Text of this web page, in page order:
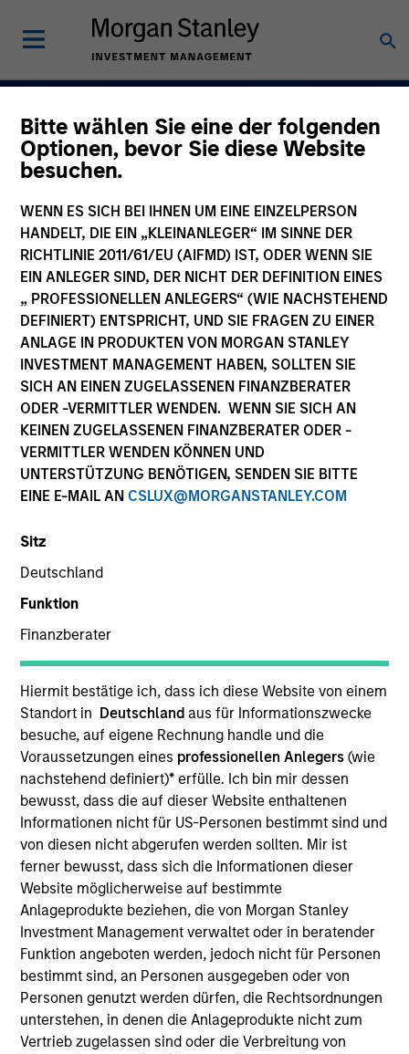
Bitte wählen Sie eine der folgenden
Optionen, bevor Sie diese Website
besuchen.
WENN ES SICH BEI IHNEN UM EINE EINZELPERSON
HANDELT, DIE EIN „KLEINANLEGER“ IM SINNE DER
RICHTLINIE 2011/61/EU (AIFMD) IST, ODER WENN SIE
EIN ANLEGER SIND, DER NICHT DER DEFINITION EINES
„ PROFESSIONELLEN ANLEGERS“ (WIE NACHSTEHEND
DEFINIERT) ENTSPRICHT, UND SIE FRAGEN ZU EINER
ANLAGE IN PRODUKTEN VON MORGAN STANLEY
INVESTMENT MANAGEMENT HABEN, SOLLTEN SIE
SICH AN EINEN ZUGELASSENEN FINANZBERATER
ODER -VERMITTLER WENDEN. WENN SIE SICH AN
KEINEN ZUGELASSENEN FINANZBERATER ODER -
VERMITTLER WENDEN KÖNNEN UND
UNTERSTÜTZUNG BENÖTIGEN, SENDEN SIE BITTE
EINE E-MAIL AN CSLUX@MORGANSTANLEY.COM
Sitz
Deutschland
Funktion
Finanzberater
Hiermit bestätige ich, dass ich diese Website von einem
Standort in Deutschland aus für Informationszwecke
besuche, auf eigene Rechnung handle und die
Voraussetzungen eines professionellen Anlegers(wie
nachstehend definiert)* erfülle. Ich bin mir dessen
bewusst, dass die auf dieser Website enthaltenen
Informationen nicht für US-Personen bestimmt sind und
von diesen nicht abgerufen werden sollten. Mir ist
ferner bewusst, dass sich die Informationen dieser
Website möglicherweise auf bestimmte
Anlageprodukte beziehen, die von Morgan Stanley
Investment Management verwaltet oder in beratender
Funktion angeboten werden, jedoch nicht für Personen
bestimmt sind, an Personen ausgegeben oder von
Personen genutzt werden dürfen, die Rechtsordnungen
unterstehen, in denen die Anlageprodukte nicht zum
Vertrieb zugelassen sind oder die Verbreitung von
Volatilität
Chancen
Aktive Anlagen in
Rentenfonds.
Erfahren Sie mehr
Unsere Fähigkeiten
Alternative Anlagen
Private Equity, Private Credit,
Immobilien, Infrastruktur, Multi-Asset-
und Hedge-Fund-Lösungen